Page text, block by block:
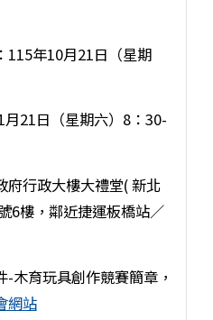
115年10月21日（星期
21日（星期六）8：30-
府行政大樓大禮堂( 新北
6樓，鄰近捷運板橋站／
木育玩具創作競賽簡章，
網站